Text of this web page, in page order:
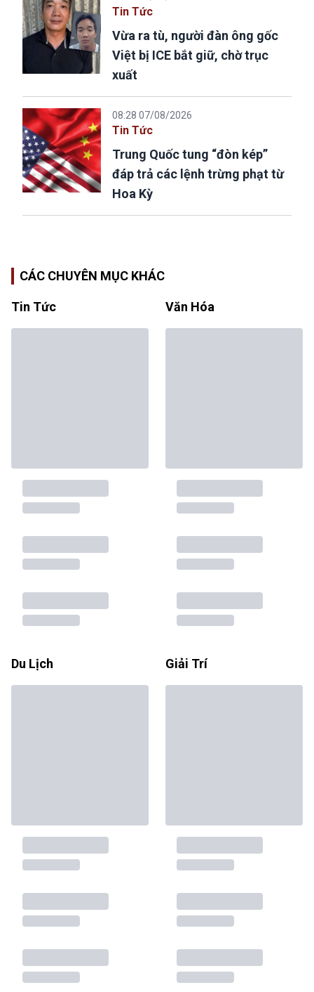
Tin Tức
Vừa ra tù, người đàn ông gốc
Việt bị ICE bắt giữ, chờ trục
xuất
08:28 07/08/2026
Tin Tức
Trung Quốc tung “đòn kép”
đáp trả các lệnh trừng phạt từ
Hoa Kỳ
CÁC CHUYÊN MỤC KHÁC
Tin Tức Văn Hóa
Du Lịch Giải Trí